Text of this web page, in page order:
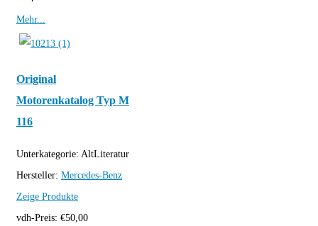
Mehr...
Original
Motorenkatalog Typ M
116
Unterkategorie: AltLiteratur
Hersteller: Mercedes-Benz
Zeige Produkte
vdh-Preis: €50,00